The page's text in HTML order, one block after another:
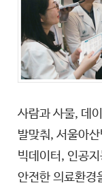
사람과 사물, 데
발맞춰, 서울아
빅데이터, 인공
안전한 의료환경